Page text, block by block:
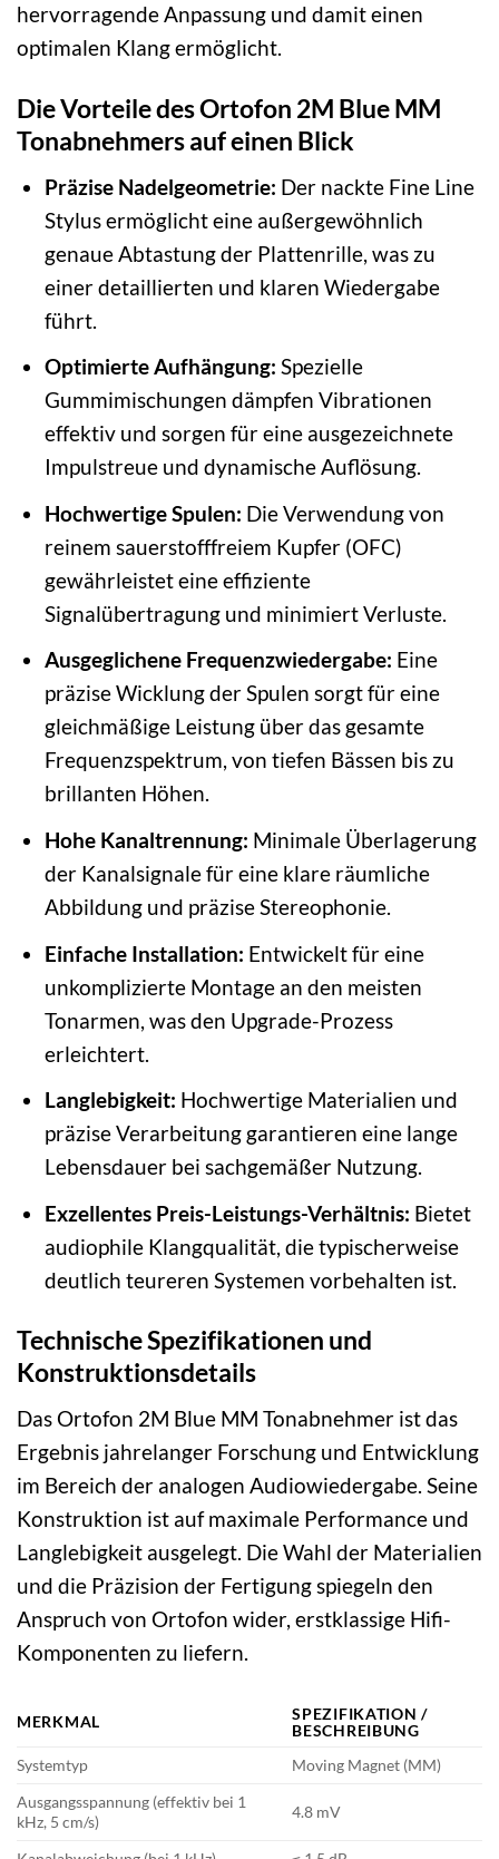
hervorragende Anpassung und damit einen
optimalen Klang ermöglicht.
Die Vorteile des Ortofon 2M Blue MM
Tonabnehmers auf einen Blick
Präzise Nadelgeometrie: Der nackte Fine Line
Stylus ermöglicht eine außergewöhnlich
genaue Abtastung der Plattenrille, was zu
einer detaillierten und klaren Wiedergabe
führt.
Optimierte Aufhängung: Spezielle
Gummimischungen dämpfen Vibrationen
effektiv und sorgen für eine ausgezeichnete
Impulstreue und dynamische Auflösung.
Hochwertige Spulen: Die Verwendung von
reinem sauerstofffreiem Kupfer (OFC)
gewährleistet eine effiziente
Signalübertragung und minimiert Verluste.
Ausgeglichene Frequenzwiedergabe: Eine
präzise Wicklung der Spulen sorgt für eine
gleichmäßige Leistung über das gesamte
Frequenzspektrum, von tiefen Bässen bis zu
brillanten Höhen.
Hohe Kanaltrennung: Minimale Überlagerung
der Kanalsignale für eine klare räumliche
Abbildung und präzise Stereophonie.
Einfache Installation: Entwickelt für eine
unkomplizierte Montage an den meisten
Tonarmen, was den Upgrade-Prozess
erleichtert.
Langlebigkeit: Hochwertige Materialien und
präzise Verarbeitung garantieren eine lange
Lebensdauer bei sachgemäßer Nutzung.
Exzellentes Preis-Leistungs-Verhältnis: Bietet
audiophile Klangqualität, die typischerweise
deutlich teureren Systemen vorbehalten ist.
Technische Spezifikationen und
Konstruktionsdetails
Das Ortofon 2M Blue MM Tonabnehmer ist das
Ergebnis jahrelanger Forschung und Entwicklung
im Bereich der analogen Audiowiedergabe. Seine
Konstruktion ist auf maximale Performance und
Langlebigkeit ausgelegt. Die Wahl der Materialien
und die Präzision der Fertigung spiegeln den
Anspruch von Ortofon wider, erstklassige Hifi-
Komponenten zu liefern.
MERKMAL
SPEZIFIKATION /
BESCHREIBUNG
Systemtyp
Moving Magnet (MM)
Ausgangsspannung (effektiv bei 1
kHz, 5 cm/s)
4.8 mV